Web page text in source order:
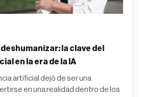
la clave del
en la era de la IA
artificial dejó de ser una
en una realidad dentro de los